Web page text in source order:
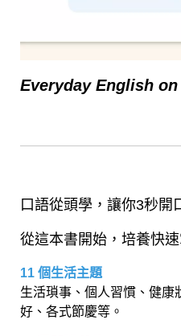
Everyday English
口語從頭學，讓你3秒開
從這本書開始，培養快
11 個生活主題
生活瑣事、個人習慣、健康
好、各式節慶等。